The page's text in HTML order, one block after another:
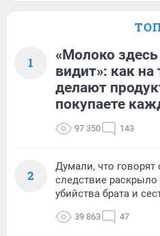
1
«Молоко
видит»: как
делают
покупаете
97 350 143
2
Думали, что
следствие раскрыло
убийства брата и
39 863 47